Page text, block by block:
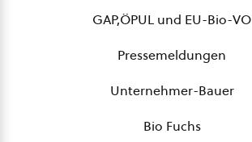
GAP,ÖPUL und EU-Bio-VO
Pressemeldungen
Unternehmer-Bauer
Bio Fuchs